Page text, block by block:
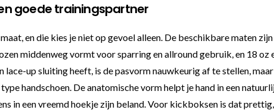
goede trainingspartner
en die kies je niet op gevoel alleen. De beschikbare maten
middenweg vormt voor sparring en allround gebruik, en 18
lace-up sluiting heeft, is de pasvorm nauwkeurig af te stellen,
handschoen. De anatomische vorm helpt je hand in een
in een vreemd hoekje zijn beland. Voor kickboksen is dat